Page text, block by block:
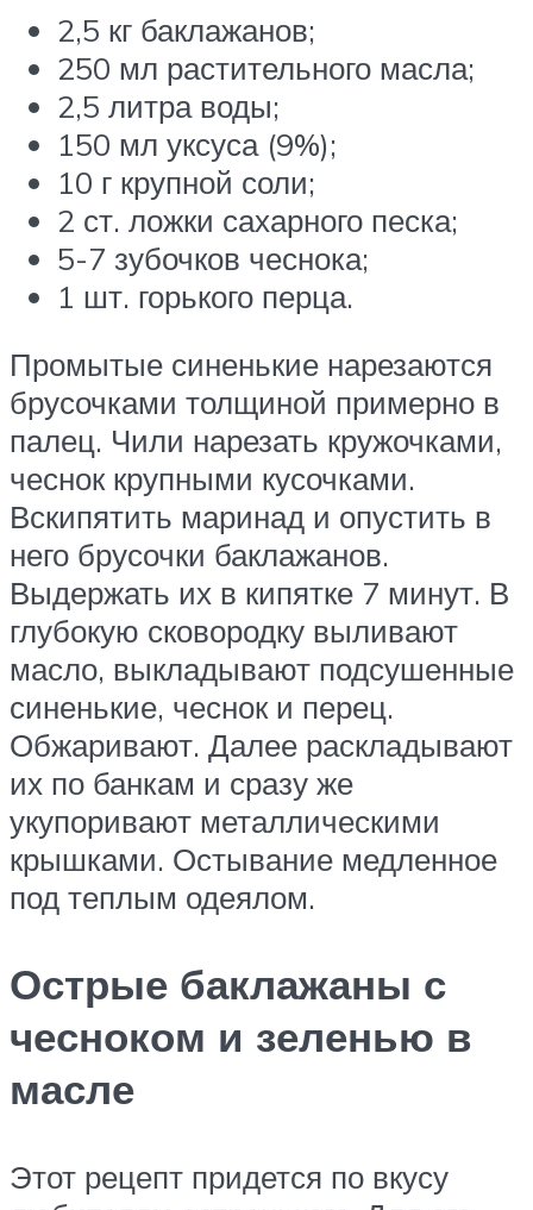
2,5 кг баклажанов;
250 мл растительного масла;
2,5 литра воды;
150 мл уксуса (9%);
10 г крупной соли;
2 ст. ложки сахарного песка;
5-7 зубочков чеснока;
1 шт. горького перца.
Промытые синенькие нарезаются
брусочками толщиной примерно в
палец. Чили нарезать кружочками,
чеснок крупными кусочками.
Вскипятить маринад и опустить в
него брусочки баклажанов.
Выдержать их в кипятке 7 минут. В
глубокую сковородку выливают
масло, выкладывают подсушенные
синенькие, чеснок и перец.
Обжаривают. Далее раскладывают
их по банкам и сразу же
укупоривают металлическими
крышками. Остывание медленное
под теплым одеялом.
Острые баклажаны с
чесноком и зеленью в
масле
Этот рецепт придется по вкусу